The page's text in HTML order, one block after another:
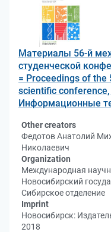
Материалы 56-й
студенческой
= Proceedings of
scientific
Информационные
Other creators
Федотов Анатолий
Николаевич
Organization
Международная
Новосибирский
Сибирское отделение
Imprint
Новосибирск:
2018